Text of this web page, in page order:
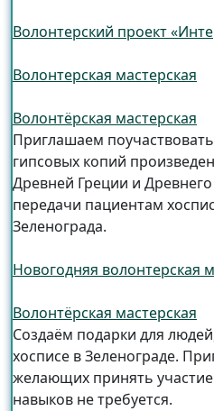
Волонтерский проект
Волонтерская мастерская
Волонтёрская мастерская
Приглашаем
гипсовых копий
Древней Греции и
передачи пациентам
Зеленограда.
Новогодняя волонтерская
Волонтёрская мастерская
Создаём подарки для
хосписе в Зеленограде.
желающих принять
навыков не требуется.